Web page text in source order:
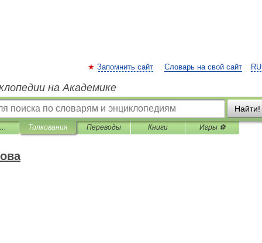
RU
Запомнить сайт Словарь на свой сайт
на Академике
Найти!
Толковый словарь Ожегова Толкования Переводы Книги Игры ⚽